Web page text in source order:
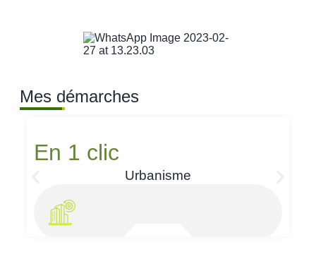
Mes démarches
En 1 clic
Urbanisme